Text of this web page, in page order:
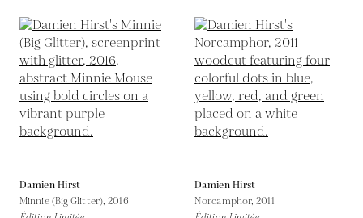
Damien Hirst
Minnie (Big Glitter),2016
Damien Hirst
Norcamphor,2011